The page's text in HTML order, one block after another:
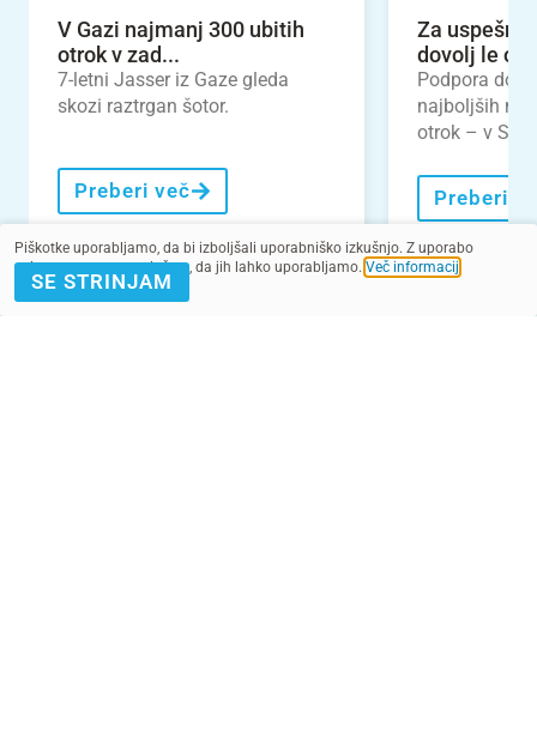
V Gazi najmanj 300 ubitih
otrok v zad...
7-letni Jasser iz Gaze gleda
skozi raztrgan šotor.
Preberi več
Za uspešno
dovolj le
Podpora
najboljših
otrok – v
Preberi
Piškotke uporabljamo, da bi izboljšali uporabniško izkušnjo. Z uporabo
spletnega mesta soglašate, da jih lahko uporabljamo. Več informacij
SE STRINJAM